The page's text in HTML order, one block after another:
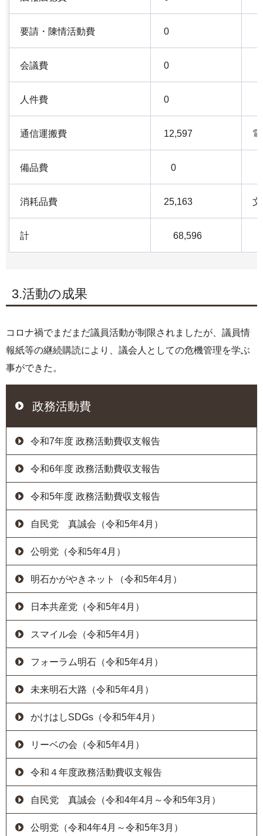
要請・陳情活動費 0
会議費 0
人件費 0
通信運搬費 12,597
備品費 0
消耗品費 25,163
計 68,596
3.活動の成果
コロナ禍でまだまだ議員活動が制限されましたが、議員情
報紙等の継続購読により、議会人としての危機管理を学ぶ
事ができた。
政務活動費
令和7年度 政務活動費収支報告
令和6年度 政務活動費収支報告
令和5年度 政務活動費収支報告
自民党 真誠会（令和5年4月）
公明党（令和5年4月）
明石かがやきネット（令和5年4月）
日本共産党（令和5年4月）
スマイル会（令和5年4月）
フォーラム明石（令和5年4月）
未来明石大路（令和5年4月）
かけはしSDGs（令和5年4月）
リーベの会（令和5年4月）
令和４年度政務活動費収支報告
自民党 真誠会（令和4年4月～令和5年3月）
公明党（令和4年4月～令和5年3月）